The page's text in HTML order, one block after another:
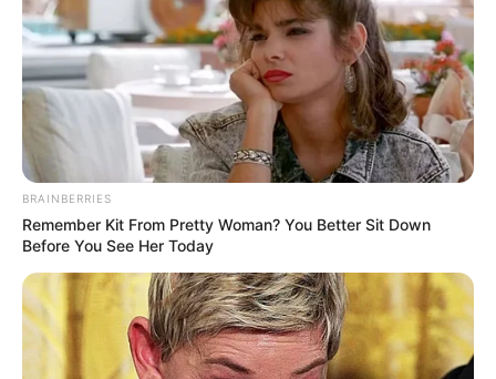
BRAINBERRIES
Remember Kit From Pretty Woman? You Better Sit Down
Before You See Her Today